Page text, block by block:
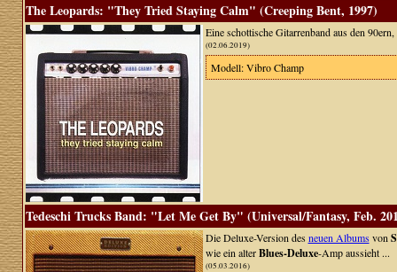
The Leopards: "They Tried Staying Calm" (Creeping Bent, 1997)
Eine schottische Gitarrenband aus den
(02.06.2019)
Modell: Vibro Champ
Tedeschi Trucks Band: "Let Me Get By" (Universal/Fantasy, Feb.
Die Deluxe-Version desneuen Albumsvon
wie ein alterBlues-Deluxe-Amp aussieht ...
(05.03.2016)